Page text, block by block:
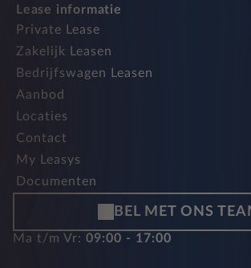
Lease informatie
Private Lease
Zakelijk Leasen
Bedrijfswagen Leasen
Aanbod
Locaties
Contact
My Leasys
Documenten
BEL MET ONS
Ma t/m Vr: 09:00 - 17:00